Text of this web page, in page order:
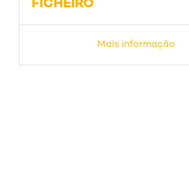
FICHEIRO
Mais informação